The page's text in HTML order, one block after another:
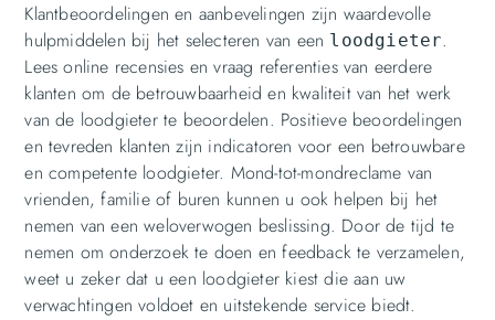
Klantbeoordelingen en aanbevelingen zijn waardevolle
hulpmiddelen bij het selecteren van een loodgieter.
Lees online recensies en vraag referenties van eerdere
klanten om de betrouwbaarheid en kwaliteit van het werk
van de loodgieter te beoordelen. Positieve beoordelingen
en tevreden klanten zijn indicatoren voor een betrouwbare
en competente loodgieter. Mond-tot-mondreclame van
vrienden, familie of buren kunnen u ook helpen bij het
nemen van een weloverwogen beslissing. Door de tijd te
nemen om onderzoek te doen en feedback te verzamelen,
weet u zeker dat u een loodgieter kiest die aan uw
verwachtingen voldoet en uitstekende service biedt.